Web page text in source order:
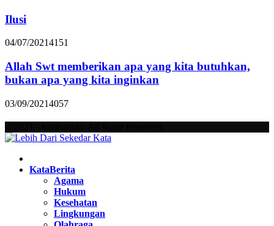
Ilusi
04/07/20214151
Allah Swt memberikan apa yang kita butuhkan,
bukan apa yang kita inginkan
03/09/20214057
KataBerita
Agama
Hukum
Kesehatan
Lingkungan